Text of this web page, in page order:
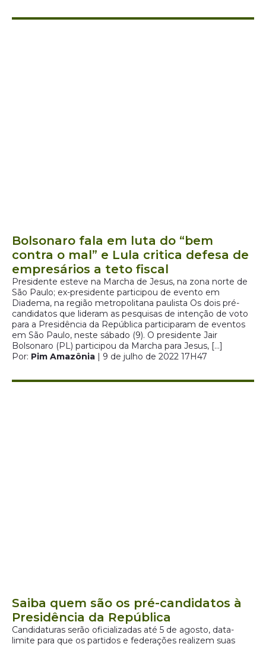
Bolsonaro fala em luta do “bem
contra o mal” e Lula critica defesa de
empresários a teto fiscal
Presidente esteve na Marcha de Jesus, na zona norte de
São Paulo; ex-presidente participou de evento em
Diadema, na região metropolitana paulista Os dois pré-
candidatos que lideram as pesquisas de intenção de voto
para a Presidência da República participaram de eventos
em São Paulo, neste sábado (9). O presidente Jair
Bolsonaro (PL) participou da Marcha para Jesus, […]
Por: Pim Amazônia | 9 de julho de 2022 17H47
Saiba quem são os pré-candidatos à
Presidência da República
Candidaturas serão oficializadas até 5 de agosto, data-
limite para que os partidos e federações realizem suas